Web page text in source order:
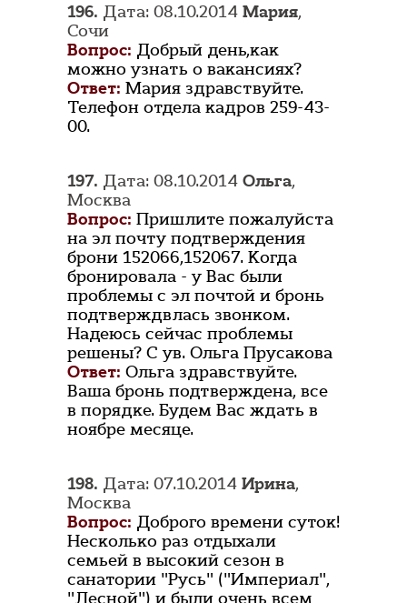
196. Дата: 08.10.2014 Мария,
Сочи
Вопрос: Добрый день,как
можно узнать о вакансиях?
Ответ: Мария здравствуйте.
Телефон отдела кадров 259-43-
00.
197. Дата: 08.10.2014 Ольга,
Москва
Вопрос: Пришлите пожалуйста
на эл почту подтверждения
брони 152066,152067. Когда
бронировала - у Вас были
проблемы с эл почтой и бронь
подтверждвлась звонком.
Надеюсь сейчас проблемы
решены? С ув. Ольга Прусакова
Ответ: Ольга здравствуйте.
Ваша бронь подтверждена, все
в порядке. Будем Вас ждать в
ноябре месяце.
198. Дата: 07.10.2014 Ирина,
Москва
Вопрос: Доброго времени суток!
Несколько раз отдыхали
семьей в высокий сезон в
санатории "Русь" ("Империал",
"Лесной") и были очень всем